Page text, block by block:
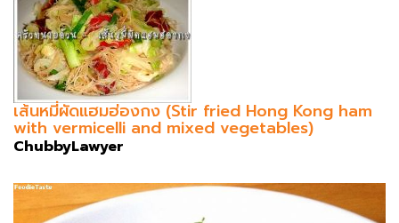
เส้นหมี่ผัดแฮมฮ่องกง (Stir fried Hong Kong ham
with vermicelli and mixed vegetables)
ChubbyLawyer